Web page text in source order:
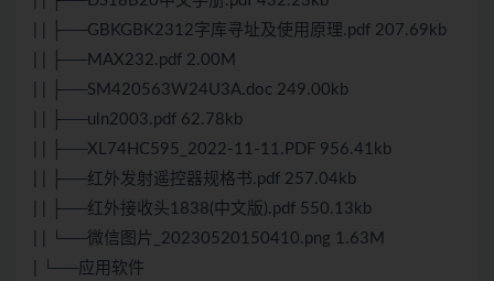
| | ├──GBKGBK2312字库寻址及使用原理.pdf 207.69kb
| | ├──MAX232.pdf 2.00M
| | ├──SM420563W24U3A.doc 249.00kb
| | ├──uln2003.pdf 62.78kb
| | ├──XL74HC595_2022-11-11.PDF 956.41kb
| | ├──红外发射遥控器规格书.pdf 257.04kb
| | ├──红外接收头1838(中文版).pdf 550.13kb
| | └──微信图片_20230520150410.png 1.63M
| └──应用软件